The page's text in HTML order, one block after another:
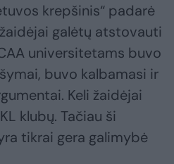
krepšinis“ padarė
galėtų atstovauti
universitetams buvo
buvo kalbamasi ir
Keli žaidėjai
klubų. Tačiau ši
tikrai gera galimybė